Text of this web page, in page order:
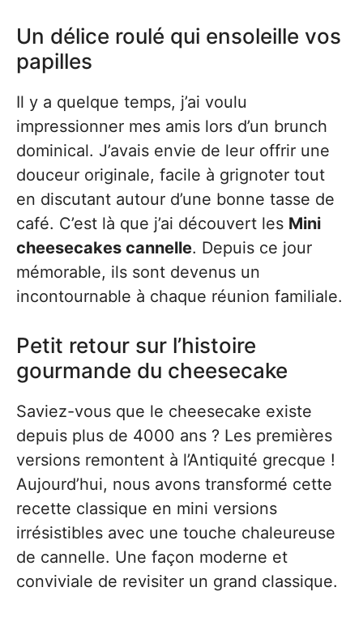
Un délice roulé qui ensoleille vos
papilles
Il y a quelque temps, j’ai voulu
impressionner mes amis lors d’un brunch
dominical. J’avais envie de leur offrir une
douceur originale, facile à grignoter tout
en discutant autour d’une bonne tasse de
café. C’est là que j’ai découvert les Mini
cheesecakes cannelle. Depuis ce jour
mémorable, ils sont devenus un
incontournable à chaque réunion familiale.
Petit retour sur l’histoire
gourmande du cheesecake
Saviez-vous que le cheesecake existe
depuis plus de 4000 ans ? Les premières
versions remontent à l’Antiquité grecque !
Aujourd’hui, nous avons transformé cette
recette classique en mini versions
irrésistibles avec une touche chaleureuse
de cannelle. Une façon moderne et
conviviale de revisiter un grand classique.